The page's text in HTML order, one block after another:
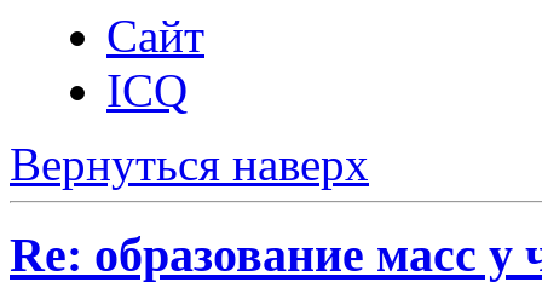
Сайт
ICQ
Вернуться наверх
Re: образование масс у